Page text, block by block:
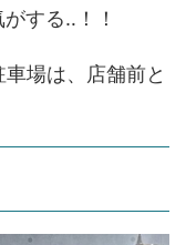
する‥！！
場は、店舗前と